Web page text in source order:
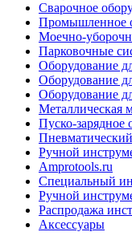
Сварочное
Промышленное
Моечно-
Парковочные
Оборудование
Оборудование
Оборудование
Металлическая
Пуско-зарядное
Ручной
Amprotools.ru
Специальный
Ручной
Распродажа
Аксессуары